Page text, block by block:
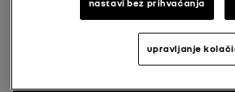
Pretraži registracijsku oznaku
nastavi bez prihvaćanja
upravljanje